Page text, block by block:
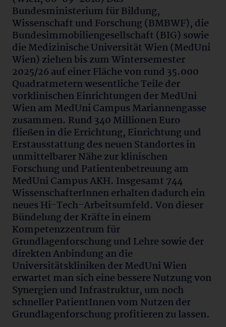
Bundesministerium für Bildung,
Wissenschaft und Forschung (BMBWF), die
Bundesimmobiliengesellschaft (BIG) sowie
die Medizinische Universität Wien (MedUni
Wien) ziehen bis zum Wintersemester
2025/26 auf einer Fläche von rund 35.000
Quadratmetern wesentliche Teile der
vorklinischen Einrichtungen der MedUni
Wien am MedUni Campus Mariannengasse
zusammen. Rund 340 Millionen Euro
fließen in die Errichtung, Einrichtung und
Erstausstattung des neuen Standortes in
unmittelbarer Nähe zur klinischen
Forschung und Patientenbetreuung am
MedUni Campus AKH. Insgesamt 744
WissenschafterInnen erhalten dadurch ein
neues Hi-Tech-Arbeitsumfeld. Von dieser
Bündelung der Kräfte in einem
Kompetenzzentrum für
Grundlagenforschung und Lehre sowie der
direkten Anbindung an die
Universitätskliniken der MedUni Wien
erwartet man sich eine bessere Nutzung von
Synergien und Infrastruktur, um noch
schneller PatientInnen vom Nutzen der
Grundlagenforschung profitieren zu lassen.